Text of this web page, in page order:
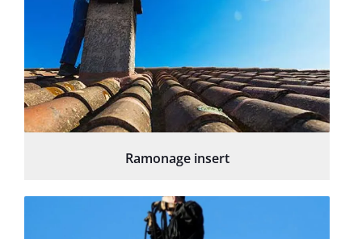
Ramonage insert